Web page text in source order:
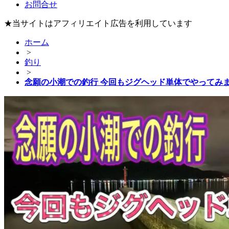
お問合せ
★当サイトはアフィリエイト広告を利用しています
ホーム
>
釣り
>
念願の小潮での釣行 今回もジグヘッド単体でやってみ